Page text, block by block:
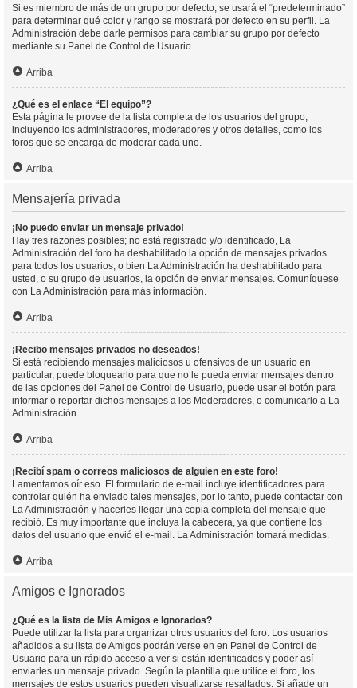
Si es miembro de más de un grupo por defecto, se usará el “predeterminado”
para determinar qué color y rango se mostrará por defecto en su perfil. La
Administración debe darle permisos para cambiar su grupo por defecto
mediante su Panel de Control de Usuario.
Arriba
¿Qué es el enlace “El equipo”?
Esta página le provee de la lista completa de los usuarios del grupo,
incluyendo los administradores, moderadores y otros detalles, como los
foros que se encarga de moderar cada uno.
Arriba
Mensajería privada
¡No puedo enviar un mensaje privado!
Hay tres razones posibles; no está registrado y/o identificado, La
Administración del foro ha deshabilitado la opción de mensajes privados
para todos los usuarios, o bien La Administración ha deshabilitado para
usted, o su grupo de usuarios, la opción de enviar mensajes. Comuníquese
con La Administración para más información.
Arriba
¡Recibo mensajes privados no deseados!
Si está recibiendo mensajes maliciosos u ofensivos de un usuario en
particular, puede bloquearlo para que no le pueda enviar mensajes dentro
de las opciones del Panel de Control de Usuario, puede usar el botón para
informar o reportar dichos mensajes a los Moderadores, o comunicarlo a La
Administración.
Arriba
¡Recibí spam o correos maliciosos de alguien en este foro!
Lamentamos oír eso. El formulario de e-mail incluye identificadores para
controlar quién ha enviado tales mensajes, por lo tanto, puede contactar con
La Administración y hacerles llegar una copia completa del mensaje que
recibió. Es muy importante que incluya la cabecera, ya que contiene los
datos del usuario que envió el e-mail. La Administración tomará medidas.
Arriba
Amigos e Ignorados
¿Qué es la lista de Mis Amigos e Ignorados?
Puede utilizar la lista para organizar otros usuarios del foro. Los usuarios
añadidos a su lista de Amigos podrán verse en en Panel de Control de
Usuario para un rápido acceso a ver si están identificados y poder así
enviarles un mensaje privado. Según la plantilla que utilice el foro, los
mensajes de estos usuarios pueden visualizarse resaltados. Si añade un